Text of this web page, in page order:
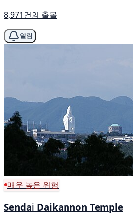
8,971건의 출몰
알림
매우 높은 위험
Sendai Daikannon Temple